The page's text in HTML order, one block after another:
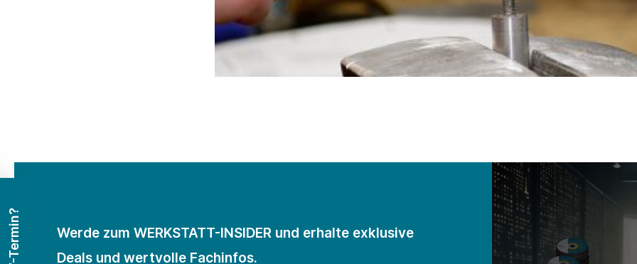
Werde zum WERKSTATT-INSIDER und erhalte exklusive
Deals und wertvolle Fachinfos.